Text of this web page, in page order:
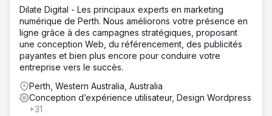
Dilate Digital - Les principaux experts en marketing
numérique de Perth. Nous améliorons votre présence en
ligne grâce à des campagnes stratégiques, proposant
une conception Web, du référencement, des publicités
payantes et bien plus encore pour conduire votre
entreprise vers le succès.
Perth, Western Australia, Australia
Conception d’expérience utilisateur, Design Wordpress
+31